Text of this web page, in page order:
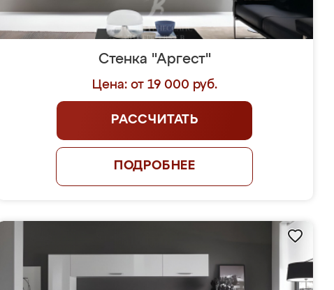
Стенка "Аргест"
Цена: от 19 000 руб.
РАССЧИТАТЬ
ПОДРОБНЕЕ